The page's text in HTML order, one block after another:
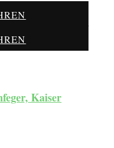
Kaiser